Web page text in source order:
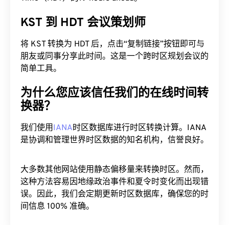
KST 到 HDT 会议策划师
将 KST 转换为 HDT 后，点击“复制链接”按钮即可与
朋友或同事分享此时间。这是一个跨时区规划会议的
简单工具。
为什么您应该信任我们的在线时间转
换器？
我们使用IANA时区数据库进行时区转换计算。IANA
是协调和管理世界时区数据的知名机构，信誉良好。
大多数其他网站使用静态偏移量来转换时区。然而，
这种方法容易因地缘政治事件和夏令时变化而出现错
误。因此，我们会定期更新时区数据库，确保您的时
间信息 100% 准确。